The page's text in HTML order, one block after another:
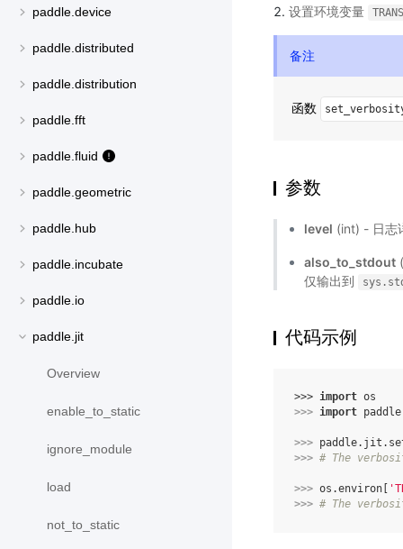
paddle.device
paddle.distributed
paddle.distribution
paddle.fft
paddle.fluid
paddle.geometric
paddle.hub
paddle.incubate
paddle.io
paddle.jit
Overview
enable_to_static
ignore_module
load
not_to_static
设置环境变量
备注
函数
参数
level (int) - 日志
also_to_stdout
仅输出到
代码示例
>>> import os
>>> import paddle
>>> paddle. jit .
>>> # The
>>> os .environ
>>> # The